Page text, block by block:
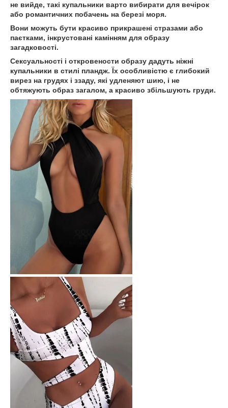
не вийде, такі купальники варто вибирати для вечірок
або романтичних побачень на березі моря.
Вони можуть бути красиво прикрашені стразами або
паєтками, інкрустовані камінням для образу
загадковості.
Сексуальності і откровености образу дадуть ніжні
купальники в стилі пландж. Їх особливістю є глибокий
вирез на грудях і ззаду, які удленяют шию, і не
обтяжують образ загалом, а красиво збільшують груди.